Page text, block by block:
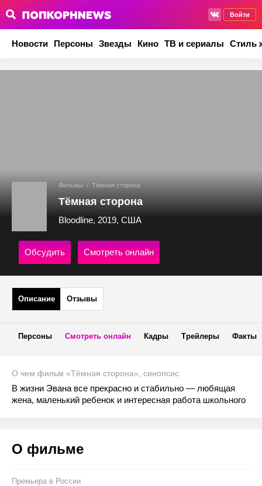
Войти
Новости Персоны Звезды Кино ТВ и сериалы Стиль
Фильмы / Тёмная сторона
Тёмная сторона
Bloodline, 2019, США
Обсудить Смотреть онлайн
Описание Отзывы
Персоны Смотреть онлайн Кадры Трейлеры Факты
О чем фильм «Тёмная сторона», синопсис
В жизни Эвана все прекрасно и стабильно — любящая
жена, маленький ребенок и интересная работа школьного
О фильме
Премьера в Росcии